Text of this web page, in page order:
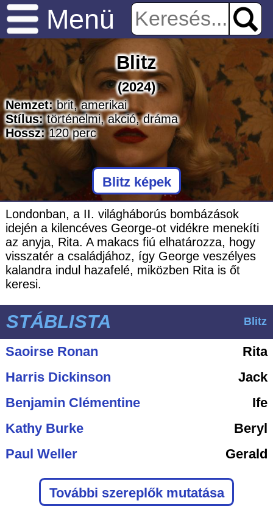
Menü
Blitz
(2024)
Nemzet: brit,amerikai
Stílus: történelmi,akció,dráma
Hossz: 120perc
Blitz képek
Londonban, a II. világháborús bombázások
idején a kilencéves George-ot vidékre menekíti
az anyja, Rita. A makacs fiú elhatározza, hogy
visszatér a családjához, így George veszélyes
kalandra indul hazafelé, miközben Rita is őt
keresi.
STÁBLISTA Blitz
Saoirse Ronan
Rita
Harris Dickinson
Jack
Benjamin Clémentine
Ife
Kathy Burke
Beryl
Paul Weller
Gerald
További szereplők mutatása